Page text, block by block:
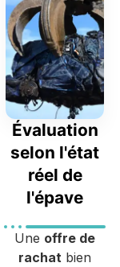
Évaluation
selon l'état
réel de
l'épave
Une offre de
rachat bien